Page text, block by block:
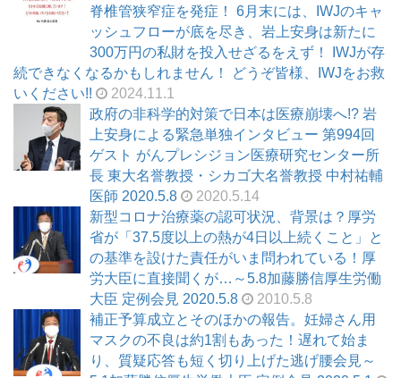
脊椎管狭窄症を発症！ 6月末には、IWJのキャ
ッシュフローが底を尽き、岩上安身は新たに
300万円の私財を投入せざるをえず！ IWJが存
続できなくなるかもしれません！ どうぞ皆様、IWJをお救
いください!!
2024.11.1
政府の非科学的対策で日本は医療崩壊へ!? 岩
上安身による緊急単独インタビュー 第994回
ゲスト がんプレシジョン医療研究センター所
長 東大名誉教授・シカゴ大名誉教授 中村祐輔
医師 2020.5.8
2020.5.14
新型コロナ治療薬の認可状況、背景は？厚労
省が「37.5度以上の熱が4日以上続くこと」と
の基準を設けた責任がいま問われている！厚
労大臣に直接聞くが…～5.8加藤勝信厚生労働
大臣 定例会見 2020.5.8
2010.5.8
補正予算成立とそのほかの報告。妊婦さん用
マスクの不良は約1割もあった！遅れて始ま
り、質疑応答も短く切り上げた逃げ腰会見～